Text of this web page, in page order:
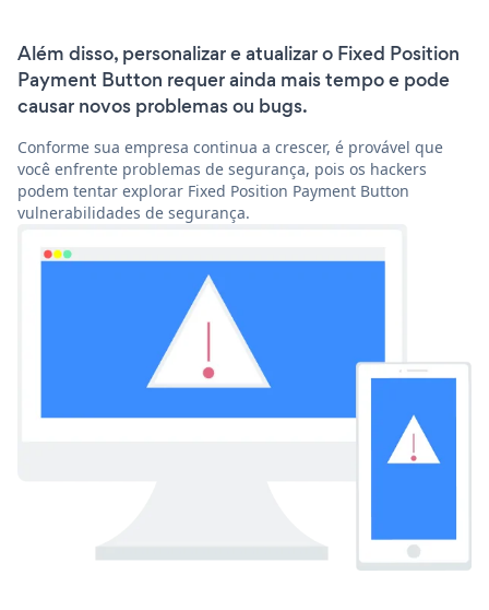
Além disso, personalizar e atualizar o Fixed Position
Payment Button requer ainda mais tempo e pode
causar novos problemas ou bugs.
Conforme sua empresa continua a crescer, é provável que
você enfrente problemas de segurança, pois os hackers
podem tentar explorar Fixed Position Payment Button
vulnerabilidades de segurança.